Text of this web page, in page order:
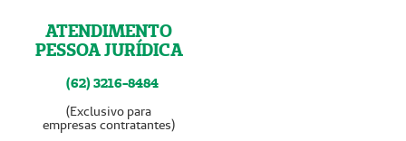
ATENDIMENTO
PESSOA JURÍDICA
(62) 3216-8484
(Exclusivo para
empresas contratantes)